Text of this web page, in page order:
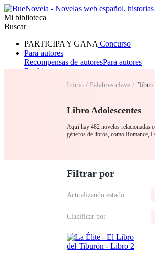
Mi biblioteca
Buscar
PARTICIPA Y GANA Concurso
Para autores
Recompensas de autoresPara autores
Ranking
RomanceHombre loboMafia
Inicio / Palabras clave / "libro
Libro Adolescentes
Aquí hay 482 novelas relacionadas
géneros de libros, como Romance,
Filtrar por
Actualizando estado
Clasificar por